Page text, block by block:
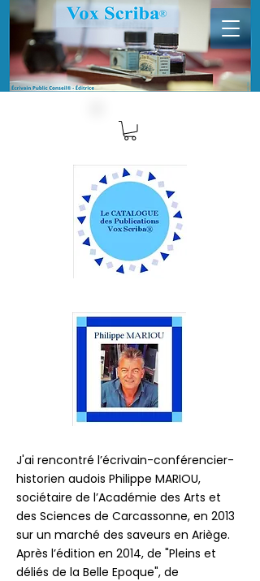
J'ai rencontré l’écrivain-conférencier-
historien audois Philippe MARIOU,
sociétaire de l’Académie des Arts et
des Sciences de Carcassonne, en 2013
sur un marché des saveurs en Ariège.
Après l’édition en 2014, de "Pleins et
déliés de la Belle Epoque", de